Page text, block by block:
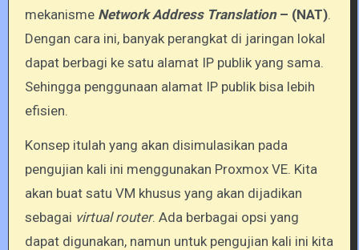
mekanisme Network Address Translation– (NAT).
Dengan cara ini, banyak perangkat di jaringan lokal
dapat berbagi ke satu alamat IP publik yang sama.
Sehingga penggunaan alamat IP publik bisa lebih
efisien.
Konsep itulah yang akan disimulasikan pada
pengujian kali ini menggunakan Proxmox VE. Kita
akan buat satu VM khusus yang akan dijadikan
sebagai virtual router. Ada berbagai opsi yang
dapat digunakan, namun untuk pengujian kali ini kita